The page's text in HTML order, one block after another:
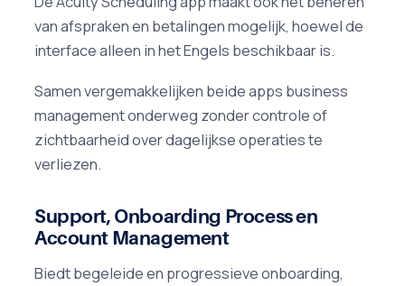
van afspraken en betalingen mogelijk, hoewel de
interface alleen in het Engels beschikbaar is.
Samen vergemakkelijken beide apps business
management onderweg zonder controle of
zichtbaarheid over dagelijkse operaties te
verliezen.
Support, Onboarding Process en
Account Management
Biedt begeleide en progressieve onboarding,